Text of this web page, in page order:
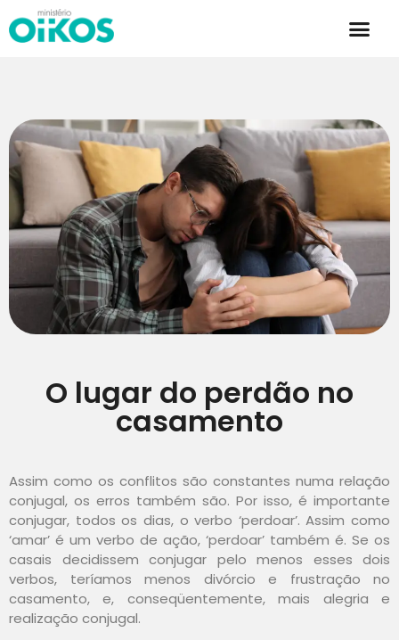
O lugar do perdão no
casamento
Assim como os conflitos são constantes numa relação
conjugal, os erros também são. Por isso, é importante
conjugar, todos os dias, o verbo ‘perdoar’. Assim como
‘amar’ é um verbo de ação, ‘perdoar’ também é. Se os
casais decidissem conjugar pelo menos esses dois
verbos, teríamos menos divórcio e frustração no
casamento, e, conseqüentemente, mais alegria e
realização conjugal.